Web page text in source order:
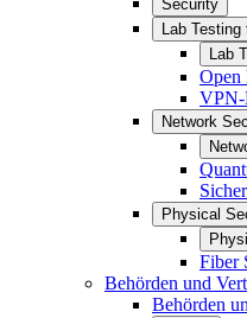
Security
Lab
Lab
Open
VPN-
Network
Physical
Fiber
Behörden und
Behörden